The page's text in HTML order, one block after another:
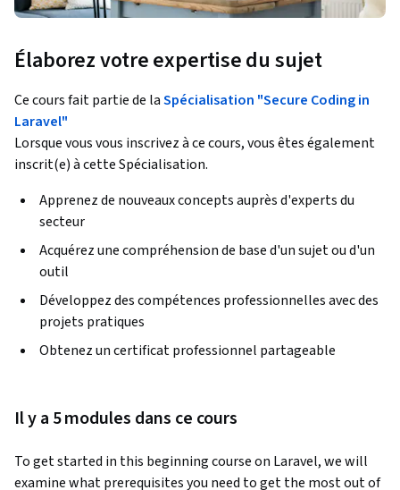
Élaborez votre expertise du sujet
Ce cours fait partie de laSpécialisation "Secure Coding in
Laravel"
Lorsque vous vous inscrivez à ce cours, vous êtes également
inscrit(e) à cette Spécialisation.
Apprenez de nouveaux concepts auprès d'experts du
secteur
Acquérez une compréhension de base d'un sujet ou d'un
outil
Développez des compétences professionnelles avec des
projets pratiques
Obtenez un certificat professionnel partageable
Il y a 5 modules dans ce cours
To get started in this beginning course on Laravel, we will
examine what prerequisites you need to get the most out of